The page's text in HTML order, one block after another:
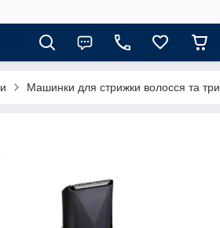
Машинки для стрижки волосся та